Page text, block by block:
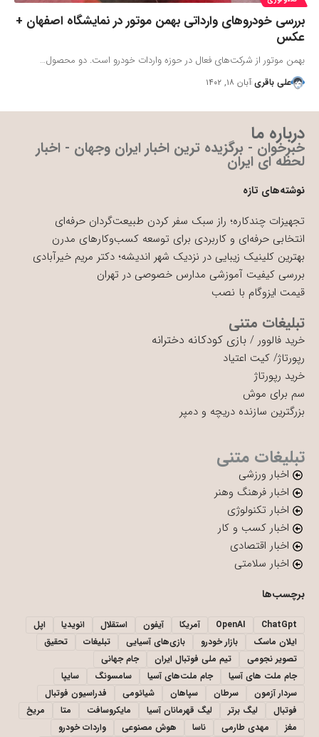
بررسی خودروهای وارداتی بهمن موتور در نمایشگاه اصفهان +
عکس
بهمن موتور از شرکت‌های فعال در حوزه واردات خودرو است. دو محصول…
علی باقری آبان ۱۸, ۱۴۰۲
درباره ما
خبرخوان - برگزیده ترین اخبار ایران وجهان - اخبار
لحظه ای ایران
نوشته‌های تازه
تجهیزات چندکاره؛ راز سبک سفر کردن طبیعت‌گردان حرفه‌ای
انتخابی حرفه‌ای و کاربردی برای توسعه کسب‌وکارهای مدرن
بهترین کلینیک زیبایی در نزدیک شهر اندیشه؛ دکتر مریم خیرآبادی
بررسی کیفیت آموزشی مدارس خصوصی در تهران
قیمت ایزوگام با نصب
تبلیغات متنی
خرید فالوور / بازی کودکانه دخترانه
رپورتاژ/ کیت اعتیاد
خرید رپورتاژ
سم برای موش
بزرگترین سازنده دریچه و دمپر
تبلیغات متنی
اخبار ورزشی
اخبار فرهنگ وهنر
اخبار تکنولوژی
اخبار کسب و کار
اخبار اقتصادی
اخبار سلامتی
برچسب‌ها
ChatGpt
OpenAI آمریکا آیفون استقلال انویدیا
اپل
ایلان ماسک
بازار خودرو بازی‌های آسیایی تبلیغات
تحقیق
تصویر نجومی
تیم ملی فوتبال ایران
جام جهانی
جام ملت های آسیا
جام ملت‌های آسیا سامسونگ
سایپا
سردار آزمون
سرطان سپاهان شیائومی
فدراسیون فوتبال
فوتبال
لیگ برتر لیگ قهرمانان آسیا مایکروسافت متا
مریخ
مغز
مهدی طارمی ناسا هوش مصنوعی واردات خودرو